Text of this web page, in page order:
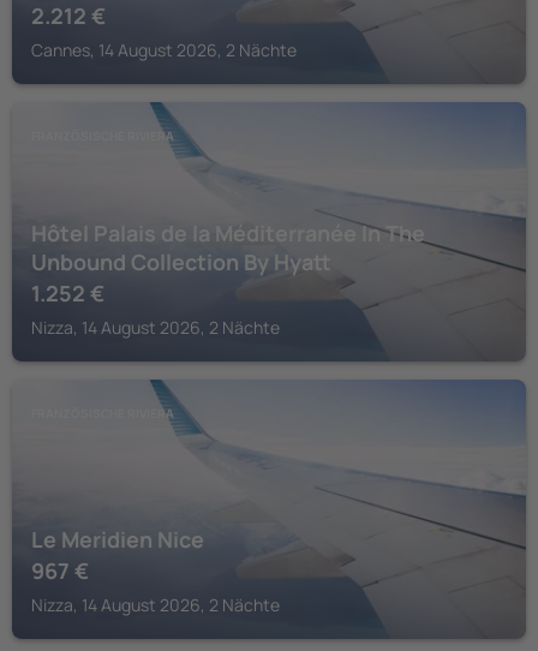
2.212 €
Cannes, 14 August 2026, 2 Nächte
FRANZÖSISCHE RIVIERA
Hôtel Palais de la Méditerranée In The
Unbound Collection By Hyatt
1.252 €
Nizza, 14 August 2026, 2 Nächte
FRANZÖSISCHE RIVIERA
Le Meridien Nice
967 €
Nizza, 14 August 2026, 2 Nächte